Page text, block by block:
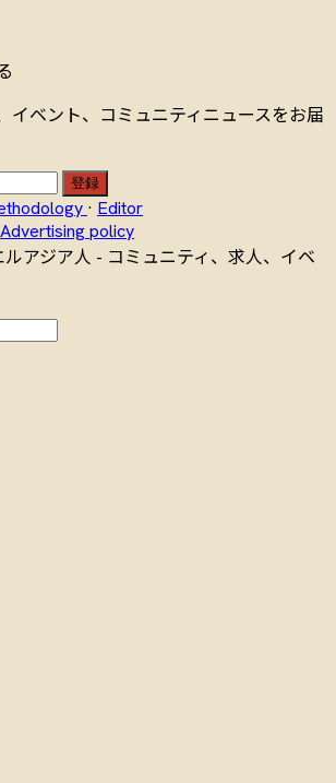
イベント、コミュニティニュースをお届
登録
· Editor
Advertising policy
アジア人 - コミュニティ、求人、イベ